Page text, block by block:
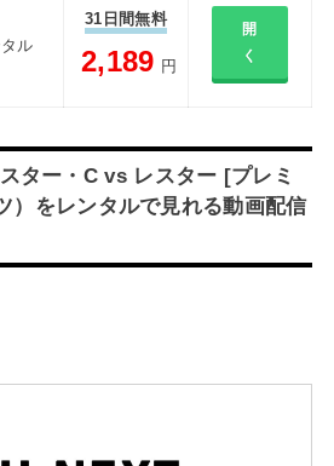
ル
31日間無料
2,189 円
開
く
ター・C vs レスター [プレミ
）をレンタルで見れる動画配信